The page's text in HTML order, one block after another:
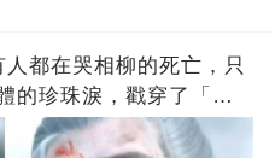
人都在哭相柳的死亡，只
的珍珠淚，戳穿了「相